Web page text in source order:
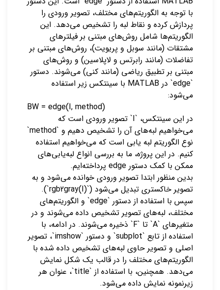
با توجه به الگوریتم‌های مختلف، تصویر ورودی را
پردازش کرده و نقاط لبه را تشخیص می‌دهد. این
الگوریتم‌ها شامل روش‌های مبتنی بر فیلترهای
مشتقات (مانند سوبل و پریویت)، روش‌های مبتنی بر
تفاضلات (مانند رابرتس و لاپلاسین) و روش‌های
مبتنی بر تطبیق ریاضی (مانند کنی) می‌شوند. دستور
`edge` در MATLAB با سینتکس زیر استفاده
می‌شود:
BW = edge(I, method)
در این سینتکس، `I` تصویر ورودی است که
می‌خواهیم لبه‌های آن را تشخیص دهیم و `method`
نوع الگوریتم لبه یابی است که می‌خواهیم استفاده
کنیم. در این پروژه، ما به بررسی انواع لبه‌یابی‌های
ممکن با کمک دستور edge پرداخته‌ایم.
بدین منظور ابتدا تصویر ورودی خوانده می‌شود و به
تصویر خاکستری تبدیل می‌شود (`rgb2gray(I)`).
سپس با استفاده از دستور `edge` و الگوریتم‌های
مختلف، لبه‌های تصویر تشخیص داده می‌شوند و در
متغیرهای `A` تا `F` ذخیره می‌شوند. در ادامه، با
استفاده از تابع `subplot` و دستور `imshow`، تصویر
اصلی و تصویر حاوی لبه‌های تشخیص داده شده با
الگوریتم‌های مختلف را در قالب یک شکل نمایش
می‌دهد. همچنین، با استفاده از `title`، عنوان هر
زیرنمونه نمایش داده می‌شود.